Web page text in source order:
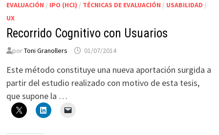
EVALUACIÓN / IPO (HCI) / TÉCNICAS DE EVALUACIÓN / USABILIDAD /
UX
Recorrido Cognitivo con Usuarios
porToni Granollers 01/07/2014
Este método constituye una nueva aportación surgida a
partir del estudio realizado con motivo de esta tesis,
que supone la …